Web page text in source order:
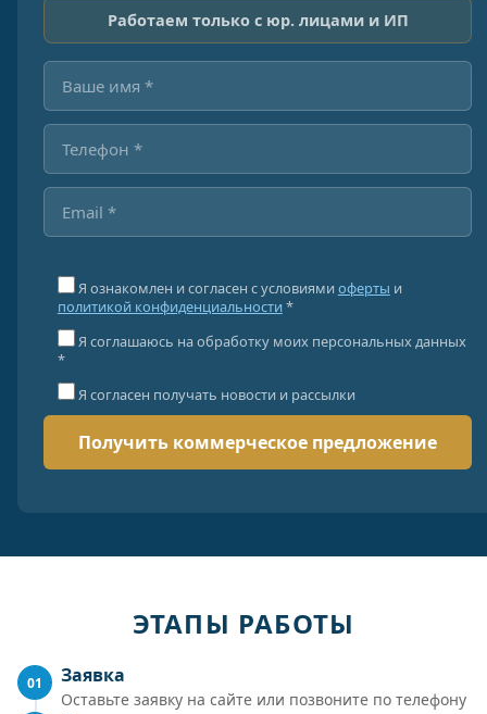
Работаем только с юр. лицами и ИП
Я ознакомлен и согласен с условиями оферты и
политикой конфиденциальности *
Я соглашаюсь на обработку моих персональных данных
*
Я согласен получать новости и рассылки
ЭТАПЫ РАБОТЫ
01 Заявка
Оставьте заявку на сайте или позвоните по телефону